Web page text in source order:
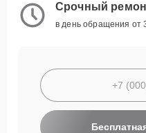
Срочный
в день обращения от